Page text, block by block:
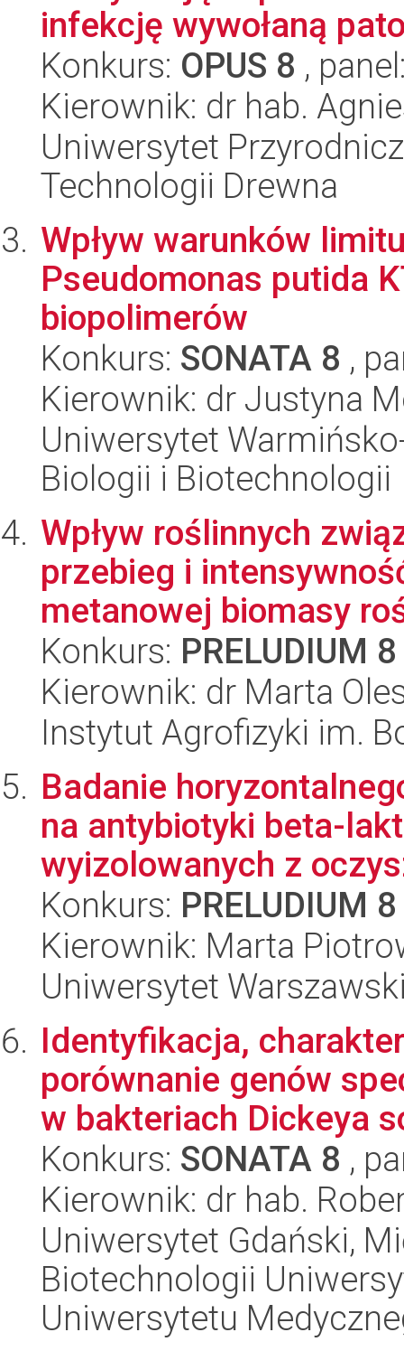
infekcję wywołaną
Konkurs: OPUS 8 ,
Kierownik: dr hab.
Uniwersytet
Technologii Drewna
Wpływ warunków
Pseudomonas putida
biopolimerów
Konkurs: SONATA 8 ,
Kierownik: dr Justyna
Uniwersytet
Biologii i Biotechnologii
Wpływ roślinnych
przebieg i
metanowej biomasy
Konkurs: PRELUDIUM 8
Kierownik: dr Marta
Instytut Agrofizyki im.
Badanie
na antybiotyki beta-
wyizolowanych z
Konkurs: PRELUDIUM 8
Kierownik: Marta
Uniwersytet
Identyfikacja,
porównanie genów
w bakteriach Dickeya
Konkurs: SONATA 8 ,
Kierownik: dr hab.
Uniwersytet Gdański,
Biotechnologii
Uniwersytetu